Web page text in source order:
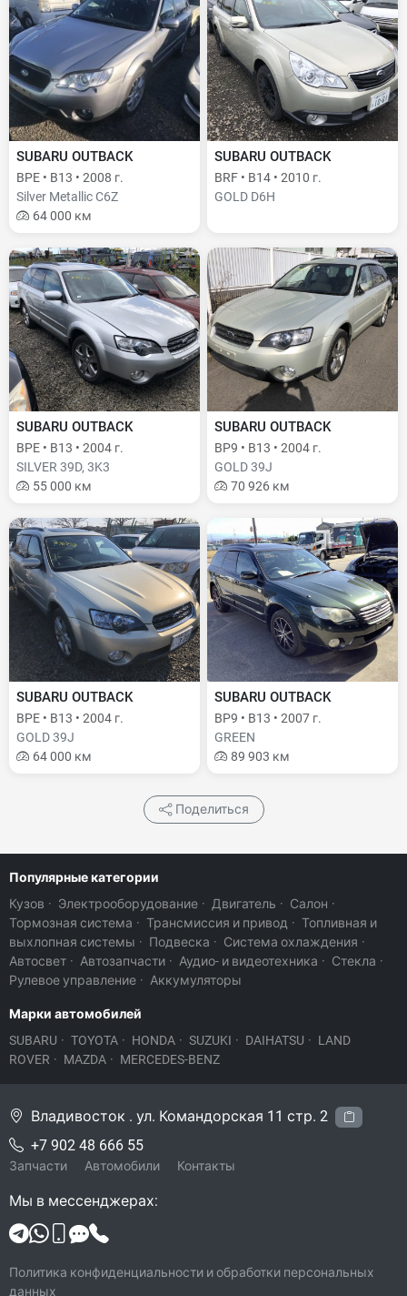
SUBARU OUTBACK
BPE • B13 • 2008 г.
Silver Metallic C6Z
64 000 км
SUBARU OUTBACK
BRF • B14 • 2010 г.
GOLD D6H
SUBARU OUTBACK
BPE • B13 • 2004 г.
SILVER 39D, 3K3
55 000 км
SUBARU OUTBACK
BP9 • B13 • 2004 г.
GOLD 39J
70 926 км
SUBARU OUTBACK
BPE • B13 • 2004 г.
GOLD 39J
64 000 км
SUBARU OUTBACK
BP9 • B13 • 2007 г.
GREEN
89 903 км
Поделиться
Популярные категории
Кузов · Электрооборудование · Двигатель · Салон ·
Тормозная система · Трансмиссия и привод · Топливная и
выхлопная системы · Подвеска · Система охлаждения ·
Автосвет · Автозапчасти · Аудио- и видеотехника · Стекла ·
Рулевое управление · Аккумуляторы
Марки автомобилей
SUBARU · TOYOTA · HONDA · SUZUKI · DAIHATSU · LAND
ROVER · MAZDA · MERCEDES-BENZ
Владивосток . ул. Командорская 11 стр. 2
+7 902 48 666 55
Запчасти Автомобили Контакты
Мы в мессенджерах:
Политика конфиденциальности и обработки персональных
данных